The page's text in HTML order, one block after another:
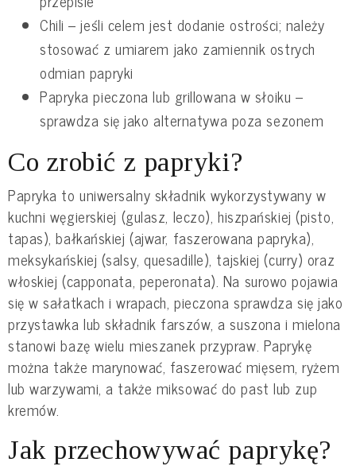
Chili – jeśli celem jest dodanie ostrości; należy
stosować z umiarem jako zamiennik ostrych
odmian papryki
Papryka pieczona lub grillowana w słoiku –
sprawdza się jako alternatywa poza sezonem
Co zrobić z papryki?
Papryka to uniwersalny składnik wykorzystywany w
kuchni węgierskiej (gulasz, leczo), hiszpańskiej (pisto,
tapas), bałkańskiej (ajwar, faszerowana papryka),
meksykańskiej (salsy, quesadille), tajskiej (curry) oraz
włoskiej (capponata, peperonata). Na surowo pojawia
się w sałatkach i wrapach, pieczona sprawdza się jako
przystawka lub składnik farszów, a suszona i mielona
stanowi bazę wielu mieszanek przypraw. Paprykę
można także marynować, faszerować mięsem, ryżem
lub warzywami, a także miksować do past lub zup
kremów.
Jak przechowywać paprykę?